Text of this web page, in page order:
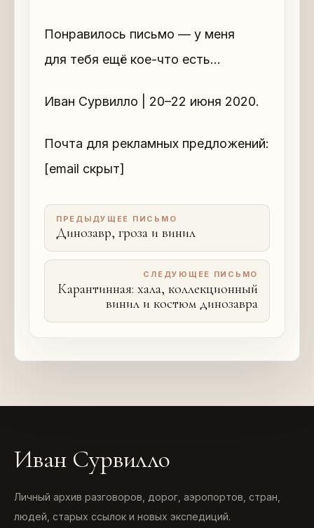
Понравилось письмо — у меня
для тебя ещё кое-что есть…
Иван Сурвилло | 20–22 июня 2020.
Почта для рекламных предложений:
[email скрыт]
ПРЕДЫДУЩЕЕ ПИСЬМО
Динозавр, гроза и винил
СЛЕДУЮЩЕЕ ПИСЬМО
Карантинная: хала, коллекционный
винил и костюм динозавра
Иван Сурвилло
Личный архив разговоров, дорог, аэропортов, стран,
людей, старых ссылок и новых экспедиций.